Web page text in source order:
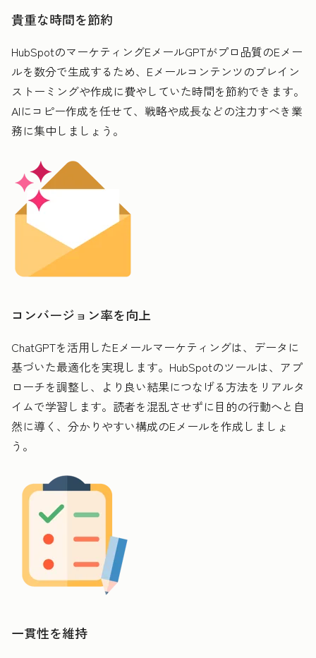
貴重な時間を節約
HubSpotのマーケティングEメールGPTがプロ品質のEメー
ルを数分で生成するため、Eメールコンテンツのブレイン
ストーミングや作成に費やしていた時間を節約できます。
AIにコピー作成を任せて、戦略や成長などの注力すべき業
務に集中しましょう。
コンバージョン率を向上
ChatGPTを活用したEメールマーケティングは、データに
基づいた最適化を実現します。HubSpotのツールは、アプ
ローチを調整し、より良い結果につなげる方法をリアルタ
イムで学習します。読者を混乱させずに目的の行動へと自
然に導く、分かりやすい構成のEメールを作成しましょ
う。
一貫性を維持